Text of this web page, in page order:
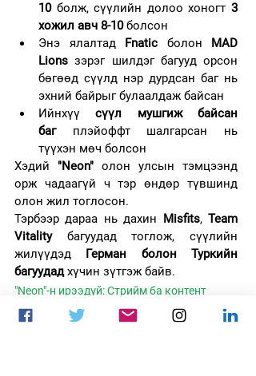
10 болж, сүүлийн долоо хоногт 3
хожил авч 8-10 болсон
Энэ ялалтад
Fnatic болон
MAD
Lions зэрэг шилдэг багууд орсон
бөгөөд сүүлд нэр дурдсан баг нь
эхний байрыг булаалдаж байсан
Ийнхүү сүүл мушгиж байсан
баг плэйоффт шалгарсан нь
түүхэн мөч болсон
Хэдий "Neon" олон улсын тэмцээнд
орж чадаагүй ч тэр өндөр түвшинд
олон жил тоглосон.
Тэрбээр дараа нь дахин
Misfits, Team
Vitality багуудад тоглож, сүүлийн
жилүүдэд
Герман болон Туркийн
багуудад хүчин зүтгэж байв.
"Neon"-н ирээдүй: Стрийм ба контент
"Neon"
зодог тайлсан ч LoL-оос бүрэн